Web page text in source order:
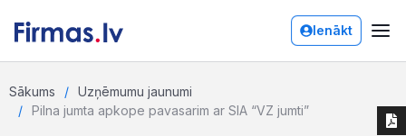
Ienākt
Sākums
Uzņēmumu jaunumi
Pilna jumta apkope pavasarim ar SIA “VZ jumti”